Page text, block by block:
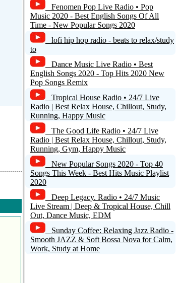
Fenomen Pop Live Radio • Pop
Music 2020 - Best English Songs Of All
Time - New Popular Songs 2020
lofi hip hop radio - beats to relax/study
to
Dance Music Live Radio • Best
English Songs 2020 - Top Hits 2020 New
Pop Songs Remix
Tropical House Radio • 24/7 Live
Radio | Best Relax House, Chillout, Study,
Running, Happy Music
The Good Life Radio • 24/7 Live
Radio | Best Relax House, Chillout, Study,
Running, Gym, Happy Music
New Popular Songs 2020 - Top 40
Songs This Week - Best Hits Music Playlist
2020
Deep Legacy. Radio • 24/7 Music
Live Stream | Deep & Tropical House, Chill
Out, Dance Music, EDM
Sunday Coffee: Relaxing Jazz Radio -
Smooth JAZZ & Soft Bossa Nova for Calm,
Work, Study at Home